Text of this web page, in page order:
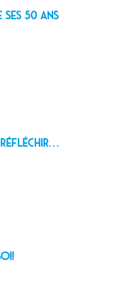
ses 50 ans
À réfléchir…